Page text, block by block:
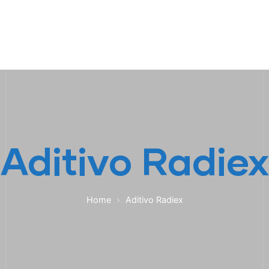
Aditivo Radiex
Home Aditivo Radiex